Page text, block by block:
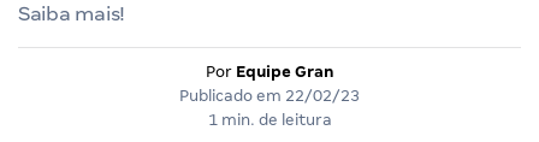
Saiba mais!
Por Equipe Gran
Publicado em 22/02/23
1 min. de leitura